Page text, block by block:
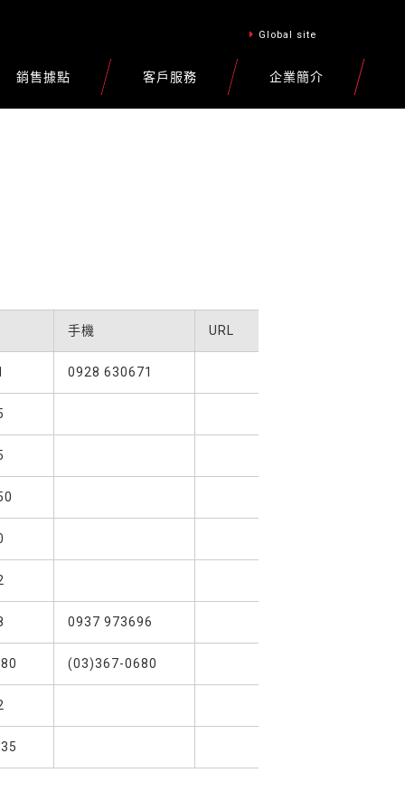
Global site
銷售據點 客戶服務 企業簡介
手機 URL
0928 630671
0937 973696
(03)367-0680